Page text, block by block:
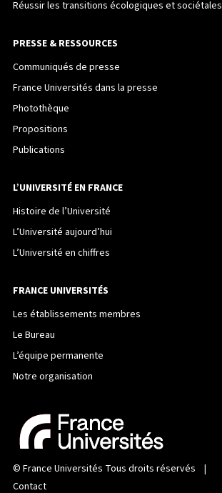
Réussir les transitions écologiques et sociétales
PRESSE & RESSOURCES
Communiqués de presse
France Universités dans la presse
Photothèque
Propositions
Publications
L’UNIVERSITÉ EN FRANCE
Histoire de l’Université
L’Université aujourd’hui
L’Université en chiffres
FRANCE UNIVERSITÉS
Les établissements membres
Le Bureau
L’équipe permanente
Notre organisation
© France Universités Tous droits réservés |
Contact